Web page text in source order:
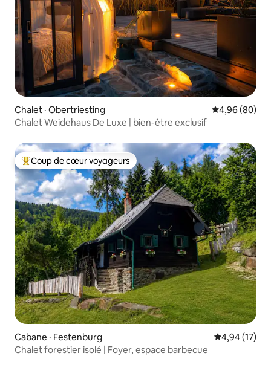
Chalet · Obertriesting Note
4,96 (80)
Chalet Weidehaus De Luxe | bien-être exclusif
Coup de cœur voyageurs parmi les plus aimés
Coup de cœur voyageurs
Cabane · Festenburg Note
4,94 (17)
Chalet forestier isolé | Foyer, espace barbecue